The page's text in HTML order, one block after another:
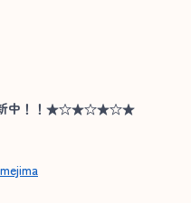
新中！！★☆★☆★☆★